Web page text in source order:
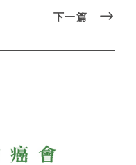
下一篇